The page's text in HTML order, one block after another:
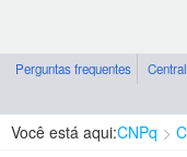
Perguntas frequentes
Você está aqui:CNPq